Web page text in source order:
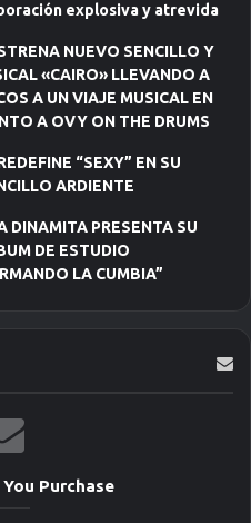
explosiva y atrevida
NUEVO SENCILLO Y
«CAIRO» LLEVANDO A
A UN VIAJE MUSICAL EN
A OVY ON THE DRUMS
“SEXY” EN SU
ARDIENTE
DINAMITA PRESENTA SU
DE ESTUDIO
LA CUMBIA”
Purchase